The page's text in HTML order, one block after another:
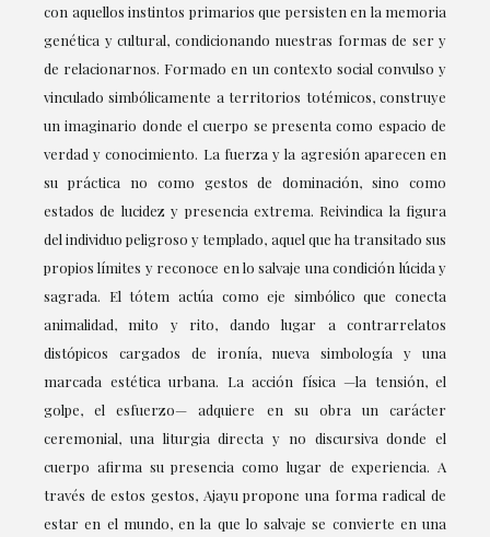
con aquellos instintos primarios que persisten en la memoria
genética y cultural, condicionando nuestras formas de ser y
de relacionarnos. Formado en un contexto social convulso y
vinculado simbólicamente a territorios totémicos, construye
un imaginario donde el cuerpo se presenta como espacio de
verdad y conocimiento. La fuerza y la agresión aparecen en
su práctica no como gestos de dominación, sino como
estados de lucidez y presencia extrema. Reivindica la figura
del individuo peligroso y templado, aquel que ha transitado sus
propios límites y reconoce en lo salvaje una condición lúcida y
sagrada. El tótem actúa como eje simbólico que conecta
animalidad, mito y rito, dando lugar a contrarrelatos
distópicos cargados de ironía, nueva simbología y una
marcada estética urbana. La acción física —la tensión, el
golpe, el esfuerzo— adquiere en su obra un carácter
ceremonial, una liturgia directa y no discursiva donde el
cuerpo afirma su presencia como lugar de experiencia. A
través de estos gestos, Ajayu propone una forma radical de
estar en el mundo, en la que lo salvaje se convierte en una